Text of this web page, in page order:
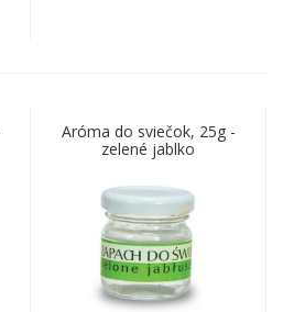
Aróma do sviečok, 25g -
zelené jablko